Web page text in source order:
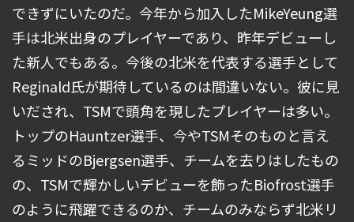
できずにいたのだ。今年から加入したMikeYeung選
手は北米出身のプレイヤーであり、昨年デビューし
た新人でもある。今後の北米を代表する選手として
Reginald氏が期待しているのは間違いない。彼に見
いだされ、TSMで頭角を現したプレイヤーは多い。
トップのHauntzer選手、今やTSMそのものと言え
るミッドのBjergsen選手、チームを去りはしたもの
の、TSMで輝かしいデビューを飾ったBiofrost選手
のように飛躍できるのか、チームのみならず北米リ